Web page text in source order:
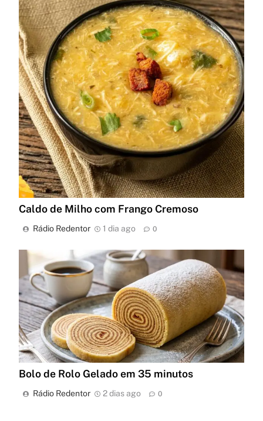
Caldo de Milho com Frango Cremoso
Rádio Redentor 1 dia ago 0
Bolo de Rolo Gelado em 35 minutos
Rádio Redentor 2 dias ago 0